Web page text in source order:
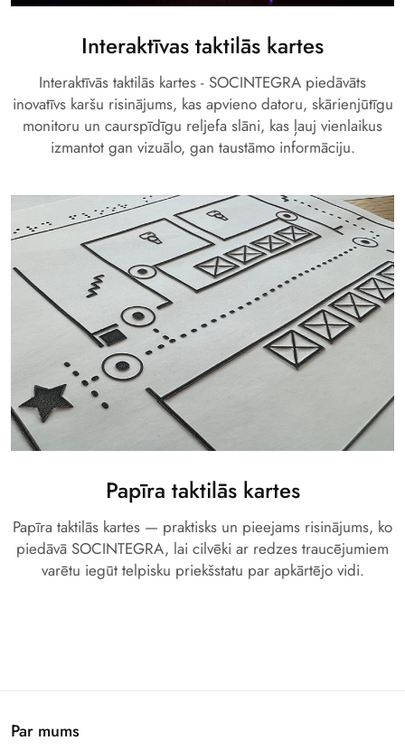
Interaktīvas taktilās kartes
Interaktīvās taktilās kartes - SOCINTEGRA piedāvāts
inovatīvs karšu risinājums, kas apvieno datoru, skārienjūtīgu
monitoru un caurspīdīgu reljefa slāni, kas ļauj vienlaikus
izmantot gan vizuālo, gan taustāmo informāciju.
Papīra taktilās kartes
Papīra taktilās kartes — praktisks un pieejams risinājums, ko
piedāvā SOCINTEGRA, lai cilvēki ar redzes traucējumiem
varētu iegūt telpisku priekšstatu par apkārtējo vidi.
Par mums